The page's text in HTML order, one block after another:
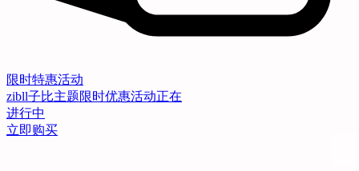
限时特惠活动
zibll子比主题限时优惠活动正在
进行中
立即购买